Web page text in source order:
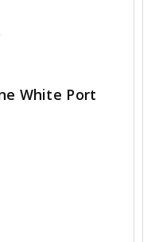
White Port